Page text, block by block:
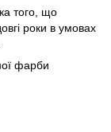
того, що
роки в умовах
фарби